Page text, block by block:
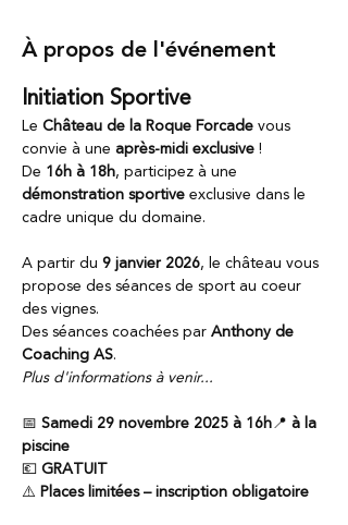
À propos de l'événement
Initiation Sportive
Le Château de la Roque Forcade vous
convie à une après-midi exclusive !
De 16h à 18h, participez à une
démonstration sportive exclusive dans le
cadre unique du domaine.
A partir du 9 janvier 2026, le château vous
propose des séances de sport au coeur
des vignes.
Des séances coachées par Anthony de
Coaching AS.
Plus d'informations à venir...
📅 Samedi 29 novembre 2025 à 16h📍 à la
piscine
💶 GRATUIT
⚠️ Places limitées – inscription obligatoire